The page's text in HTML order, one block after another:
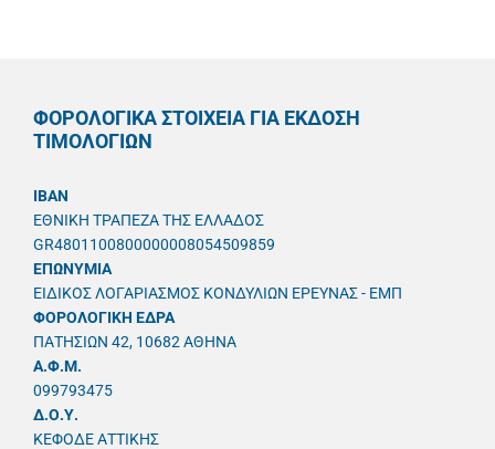
ΦΟΡΟΛΟΓΙΚΑ ΣΤΟΙΧΕΙΑ ΓΙΑ ΕΚΔΟΣΗ
ΤΙΜΟΛΟΓΙΩΝ
IBAN
ΕΘΝΙΚΗ ΤΡΑΠΕΖΑ ΤΗΣ ΕΛΛΑΔΟΣ
GR4801100800000008054509859
ΕΠΩΝΥΜΙΑ
ΕΙΔΙΚΟΣ ΛΟΓΑΡΙΑΣΜΟΣ ΚΟΝΔΥΛΙΩΝ ΕΡΕΥΝΑΣ - ΕΜΠ
ΦΟΡΟΛΟΓΙΚΗ ΕΔΡΑ
ΠΑΤΗΣΙΩΝ 42, 10682 ΑΘΗΝΑ
A.Φ.Μ.
099793475
Δ.Ο.Υ.
ΚΕΦΟΔΕ ΑΤΤΙΚΗΣ